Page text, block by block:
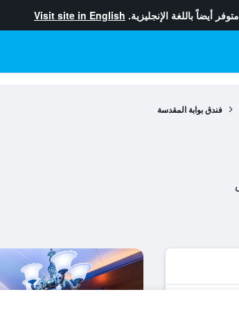
متوفر أيضاً باللغة الإنجليزية. Visit site in English
فندق بوابة المقدسة